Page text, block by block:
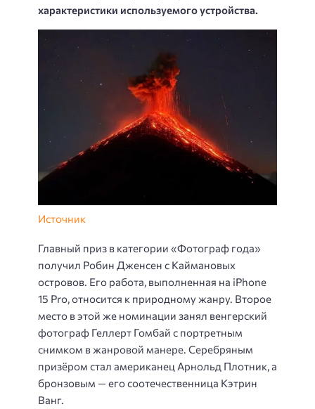
характеристики используемого устройства.
Источник
Главный приз в категории «Фотограф года»
получил Робин Дженсен с Каймановых
островов. Его работа, выполненная на iPhone
15 Pro, относится к природному жанру. Второе
место в этой же номинации занял венгерский
фотограф Геллерт Гомбай с портретным
снимком в жанровой манере. Серебряным
призёром стал американец Арнольд Плотник, а
бронзовым — его соотечественница Кэтрин
Ванг.